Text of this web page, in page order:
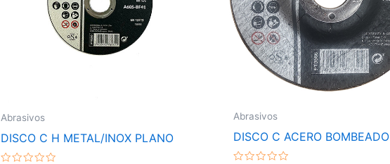
Abrasivos
DISCO C H METAL/INOX PLANO
Abrasivos
DISCO C ACERO BOMBEADO